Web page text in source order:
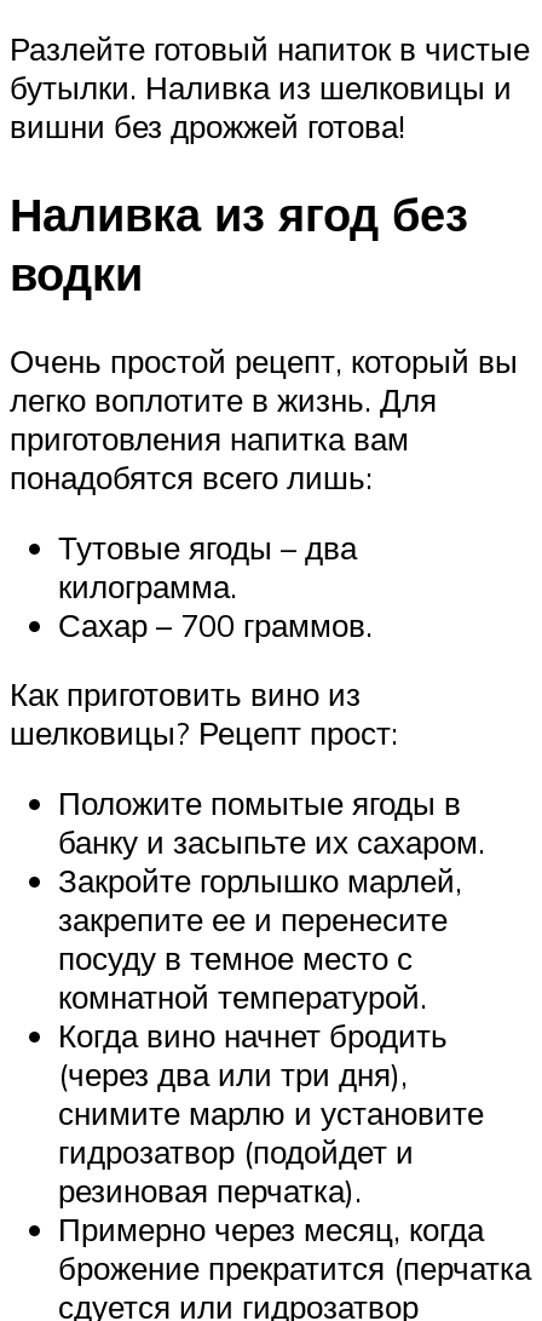
Разлейте готовый напиток в чистые
бутылки. Наливка из шелковицы и
вишни без дрожжей готова!
Наливка из ягод без
водки
Очень простой рецепт, который вы
легко воплотите в жизнь. Для
приготовления напитка вам
понадобятся всего лишь:
Тутовые ягоды – два
килограмма.
Сахар – 700 граммов.
Как приготовить вино из
шелковицы? Рецепт прост:
Положите помытые ягоды в
банку и засыпьте их сахаром.
Закройте горлышко марлей,
закрепите ее и перенесите
посуду в темное место с
комнатной температурой.
Когда вино начнет бродить
(через два или три дня),
снимите марлю и установите
гидрозатвор (подойдет и
резиновая перчатка).
Примерно через месяц, когда
брожение прекратится (перчатка
сдуется или гидрозатвор